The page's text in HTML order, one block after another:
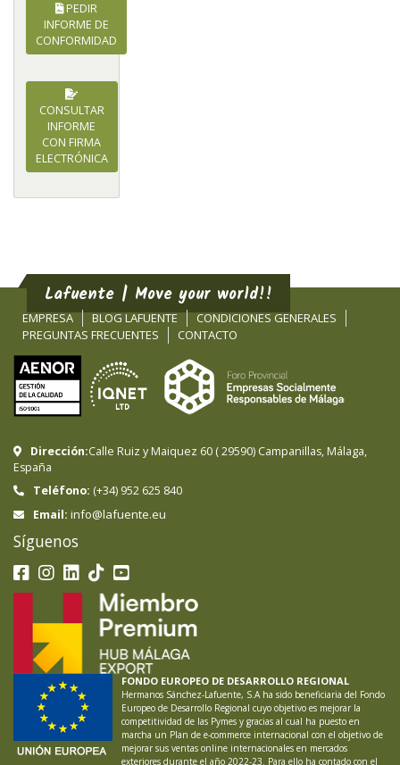
PEDIR
INFORME DE
CONFORMIDAD
CONSULTAR
INFORME
CON FIRMA
ELECTRÓNICA
Lafuente | Move your world!!
EMPRESA BLOG LAFUENTE
CONDICIONES GENERALES
PREGUNTAS FRECUENTES
CONTACTO
Dirección:Calle Ruiz y Maiquez 60 (29590) Campanillas, Málaga,
España
Teléfono: (+34) 952 625 840
Email: info@lafuente.eu
Síguenos
FONDO EUROPEO DE DESARROLLO REGIONAL
Hermanos Sánchez-Lafuente, S.A ha sido beneficiaria del Fondo
Europeo de Desarrollo Regional cuyo objetivo es mejorar la
competitividad de las Pymes y gracias al cual ha puesto en
marcha un Plan de e-commerce internacional con el objetivo de
mejorar sus ventas online internacionales en mercados
exteriores durante el año 2022-23. Para ello ha contado con el